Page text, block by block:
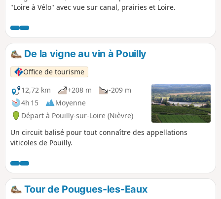
"Loire à Vélo" avec vue sur canal, prairies et Loire.
De la vigne au vin à Pouilly
Office de tourisme
12,72 km
+208 m
-209 m
4h 15
Moyenne
Départ à Pouilly-sur-Loire (Nièvre)
Un circuit balisé pour tout connaître des appellations
viticoles de Pouilly.
Tour de Pougues-les-Eaux